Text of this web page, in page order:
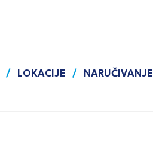
LOKACIJE NARUČIVANJE